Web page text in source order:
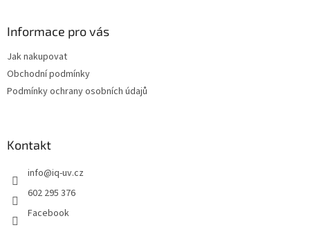
Informace pro vás
Jak nakupovat
Obchodní podmínky
Podmínky ochrany osobních údajů
Kontakt
info@iq-uv.cz
602 295 376
Facebook